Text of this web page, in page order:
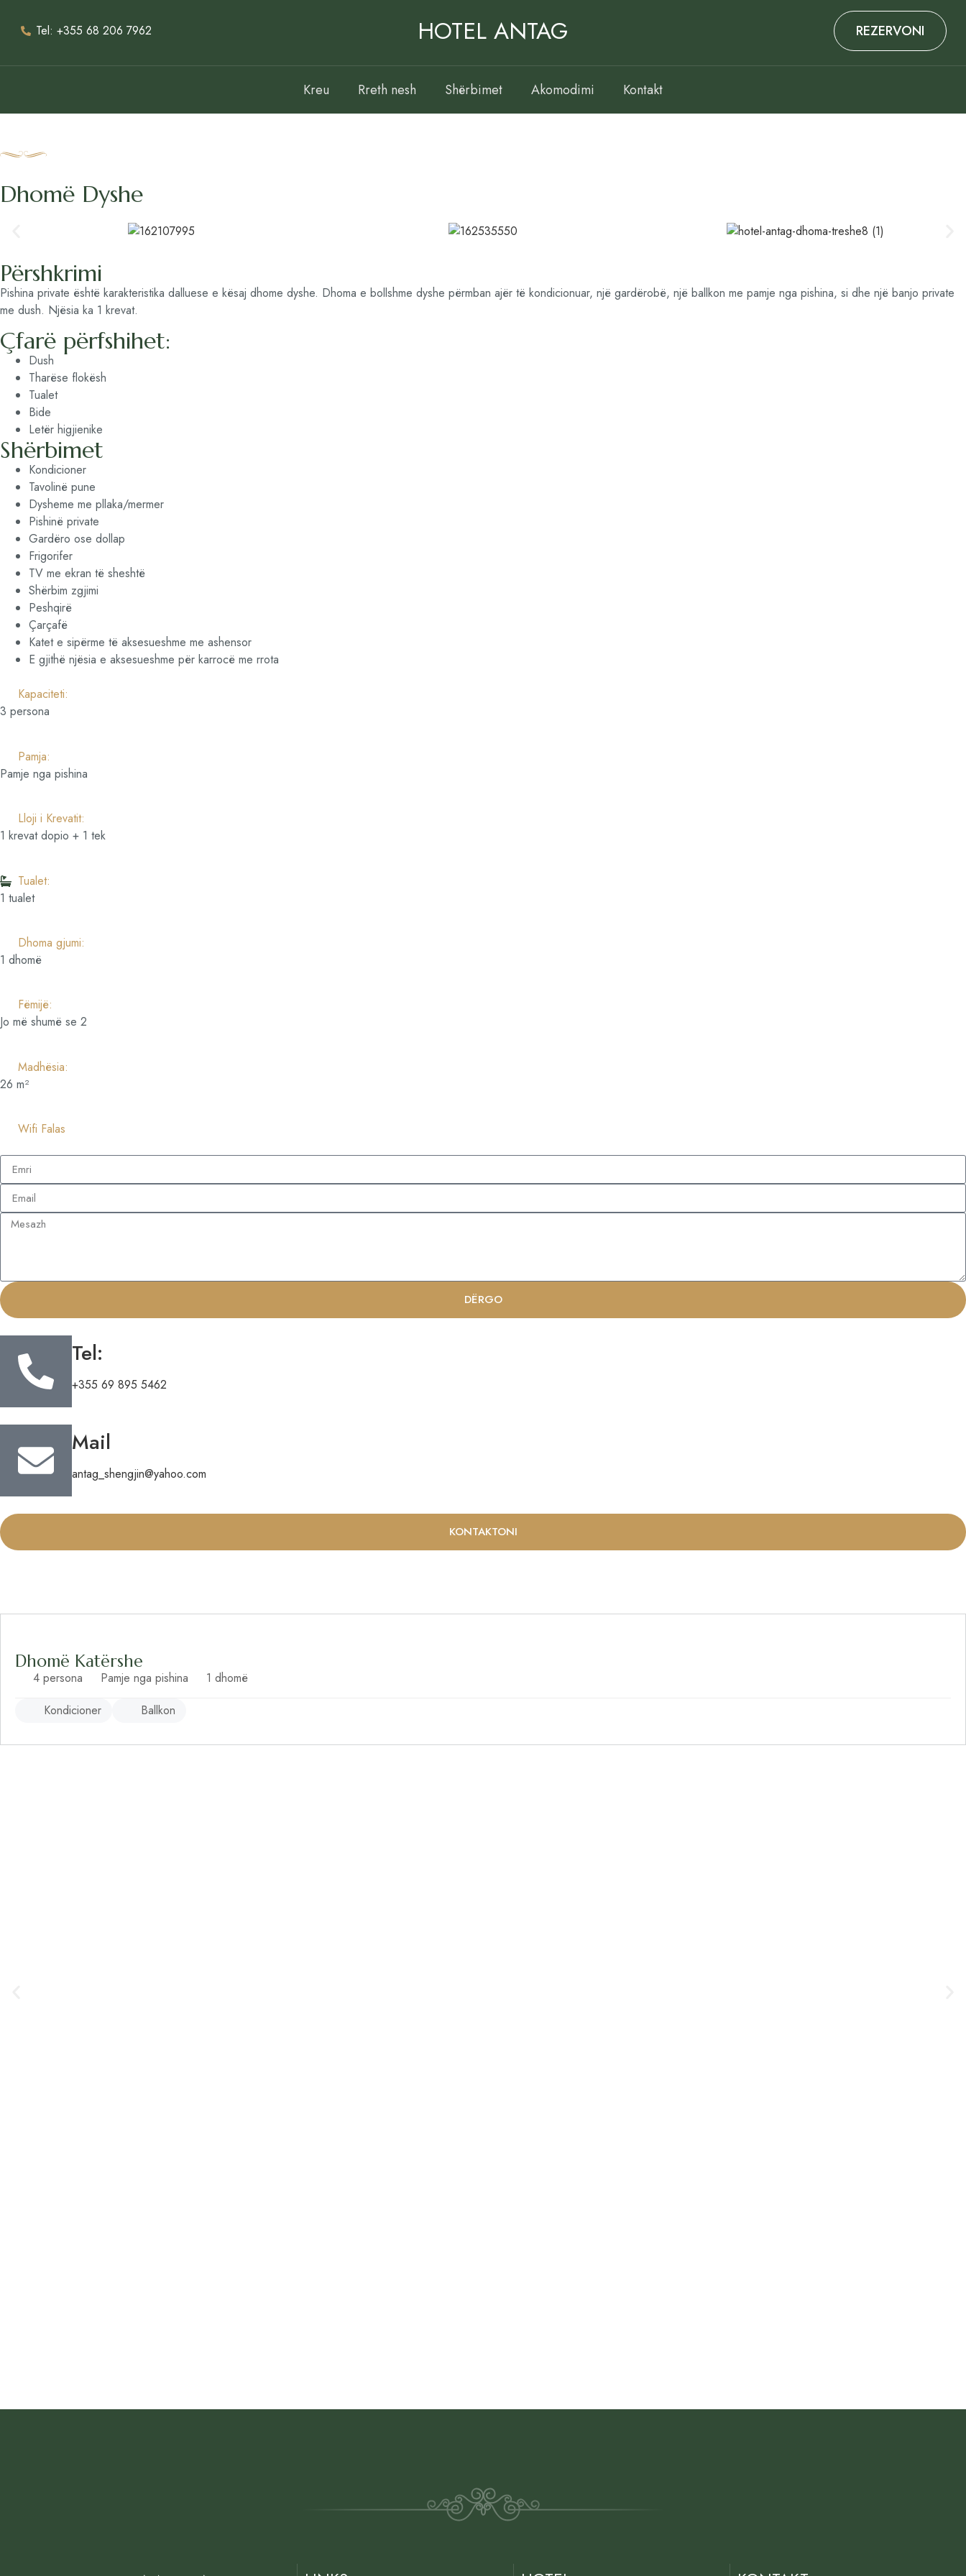
Tel: +355 68 206 7962 HOTEL ANTAG REZERVONI
Kreu Rreth nesh Shërbimet Akomodimi Kontakt
Dhomë Dyshe
Përshkrimi
Pishina private është karakteristika dalluese e kësaj dhome dyshe. Dhoma e bollshme dyshe përmban ajër të kondicionuar, një gardërobë, një ballkon me pamje nga pishina, si dhe një banjo private
me dush. Njësia ka 1 krevat.
Çfarë përfshihet:
Dush
Tharëse flokësh
Tualet
Bide
Letër higjienike
Shërbimet
Kondicioner
Tavolinë pune
Dysheme me pllaka/mermer
Pishinë private
Gardëro ose dollap
Frigorifer
TV me ekran të sheshtë
Shërbim zgjimi
Peshqirë
Çarçafë
Katet e sipërme të aksesueshme me ashensor
E gjithë njësia e aksesueshme për karrocë me rrota
Kapaciteti:
3 persona
Pamja:
Pamje nga pishina
Lloji i Krevatit:
1 krevat dopio + 1 tek
Tualet:
1 tualet
Dhoma gjumi:
1 dhomë
Fëmijë:
Jo më shumë se 2
Madhësia:
26 m²
Wifi Falas
DËRGO
Tel:
+355 69 895 5462
Mail
antag_shengjin@yahoo.com
KONTAKTONI
Dhomë Katërshe
4 persona Pamje nga pishina
1 dhomë
Kondicioner
Ballkon